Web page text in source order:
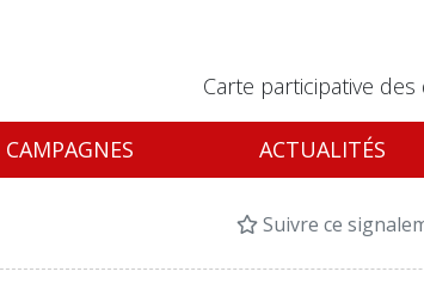
Carte participative
CAMPAGNES ACTUALITÉS
Suivre ce